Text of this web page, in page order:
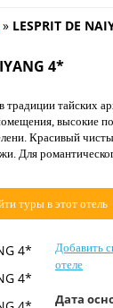
» LESPRIT DE
4*
традиции тайских
высокие
Красивый
Для
туры в этот отель
Добавить
отеле
Дата